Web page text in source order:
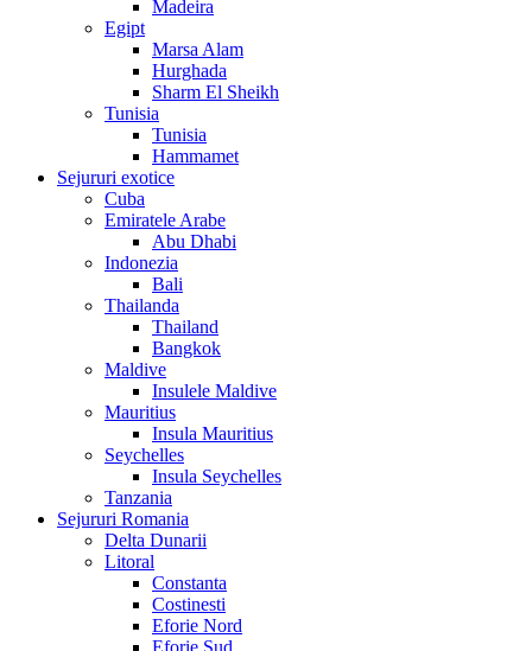
Madeira
Egipt
Marsa Alam
Hurghada
Sharm El Sheikh
Tunisia
Tunisia
Hammamet
Sejururi exotice
Cuba
Emiratele Arabe
Abu Dhabi
Indonezia
Bali
Thailanda
Thailand
Bangkok
Maldive
Insulele Maldive
Mauritius
Insula Mauritius
Seychelles
Insula Seychelles
Tanzania
Sejururi Romania
Delta Dunarii
Litoral
Constanta
Costinesti
Eforie Nord
Eforie Sud